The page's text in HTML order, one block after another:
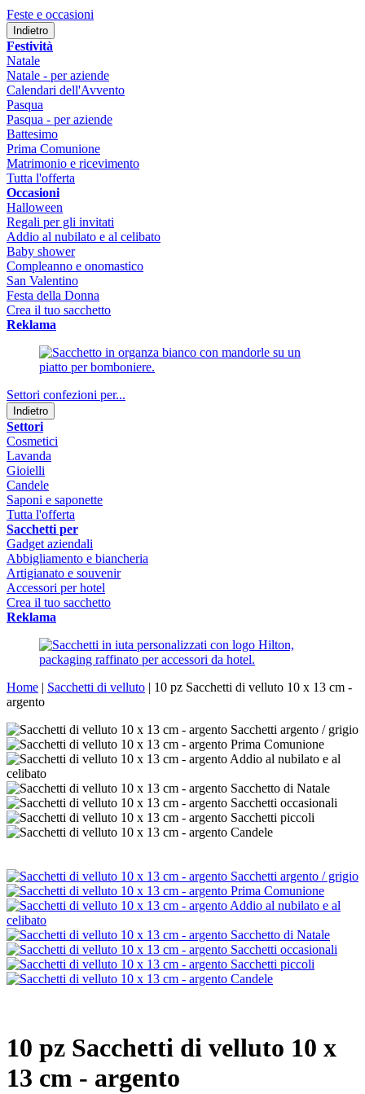
Feste e occasioni
Indietro
Festività
Natale
Natale - per aziende
Calendari dell'Avvento
Pasqua
Pasqua - per aziende
Battesimo
Prima Comunione
Matrimonio e ricevimento
Tutta l'offerta
Occasioni
Halloween
Regali per gli invitati
Addio al nubilato e al celibato
Baby shower
Compleanno e onomastico
San Valentino
Festa della Donna
Crea il tuo sacchetto
Reklama
Settori confezioni per...
Indietro
Settori
Cosmetici
Lavanda
Gioielli
Candele
Saponi e saponette
Tutta l'offerta
Sacchetti per
Gadget aziendali
Abbigliamento e biancheria
Artigianato e souvenir
Accessori per hotel
Crea il tuo sacchetto
Reklama
Home | Sacchetti di velluto | 10 pz Sacchetti di velluto 10 x 13 cm -
argento
10 pz Sacchetti di velluto 10 x
13 cm - argento